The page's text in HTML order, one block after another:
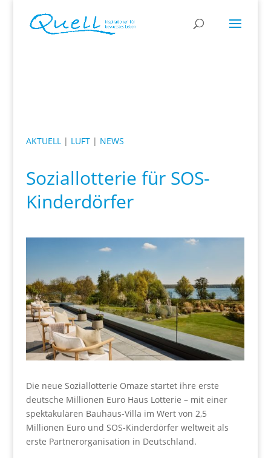
AKTUELL| LUFT| NEWS
Soziallotterie für SOS-
Kinderdörfer
Die neue Soziallotterie Omaze startet ihre erste
deutsche Millionen Euro Haus Lotterie – mit einer
spektakulären Bauhaus-Villa im Wert von 2,5
Millionen Euro und SOS-Kinderdörfer weltweit als
erste Partnerorganisation in Deutschland.